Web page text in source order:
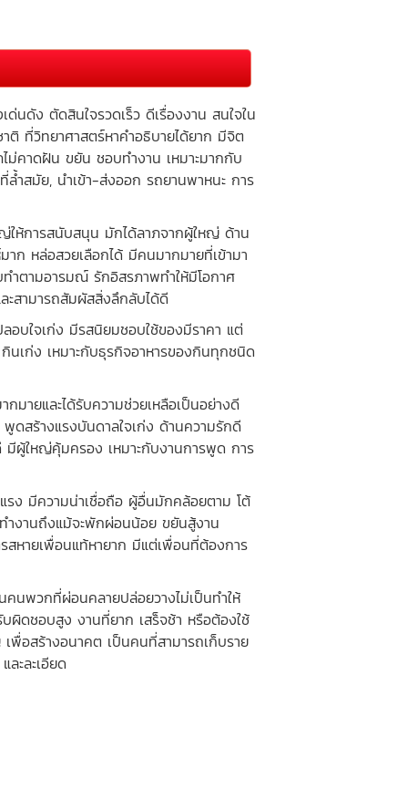
ดัง ตัดสินใจรวดเร็ว ดีเรื่องงาน สนใจใน
ติ ที่วิทยาศาสตร์หาคำอธิบายได้ยาก มีจิต
ม่คาดฝัน ขยัน ชอบทำงาน เหมาะมากกับ
ล้ำสมัย, นำเข้า-ส่งออก รถยานพาหนะ การ
ห้การสนับสนุน มักได้ลาภจากผู้ใหญ่ ด้าน
าก หล่อสวยเลือกได้ มีคนมากมายที่เข้ามา
ทำตามอารมณ์ รักอิสรภาพทำให้มีโอกาศ
ะสามารถสัมผัสสิ่งลึกลับได้ดี
ใจเก่ง มีรสนิยมชอบใช้ของมีราคา แต่
นเก่ง เหมาะกับธุรกิจอาหารของกินทุกชนิด
ยและได้รับความช่วยเหลือเป็นอย่างดี
ดสร้างแรงบันดาลใจเก่ง ด้านความรักดี
มีผู้ใหญ่คุ้มครอง เหมาะกับงานการพูด การ
มีความน่าเชื่อถือ ผู้อื่นมักคล้อยตาม โต้
ทำงานถึงแม้จะพักผ่อนน้อย ขยันสู้งาน
สหายเพื่อนแท้หายาก มีแต่เพื่อนที่ต้องการ
นพวกที่ผ่อนคลายปล่อยวางไม่เป็นทำให้
ดชอบสูง งานที่ยาก เสร็จช้า หรือต้องใช้
พื่อสร้างอนาคต เป็นคนที่สามารถเก็บราย
ะละเอียด